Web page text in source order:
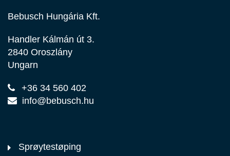
Bebusch Hungária Kft.
Handler Kálmán út 3.
2840 Oroszlány
Ungarn
+36 34 560 402
info@bebusch.hu
Sprøytestøping